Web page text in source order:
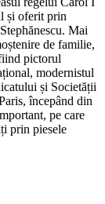
și oferit prin
Mai
de familie,
pictorul
modernistul
și Societății
începând din
pe care
prin piesele